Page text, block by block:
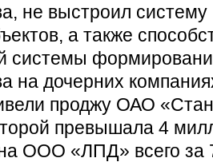
не выстроил
а также
системы
на дочерних
проджу ОАО
превышала 4
ООО «ЛПД» всего за